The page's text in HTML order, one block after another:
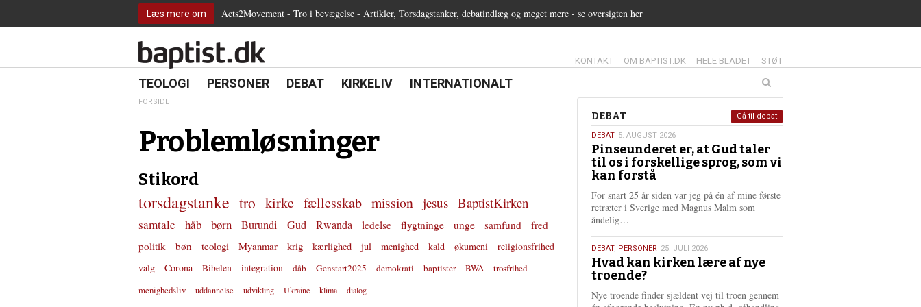
gå
for
6.0:
Internationalt
Læs mere om Acts2Movement - Tro i bevægelse - Artikler, Torsdagstanker, debatindlæg og meget mere - se oversigten her
13.0:
KONTAKT 14.0:
OM BAPTIST.DK 15.0:
HELE BLADET 16.0:
STØT
18.0:
TEOLOGI 19.0:
PERSONER 20.0:
DEBAT 21.0:
KIRKELIV 22.0:
INTERNATIONALT
FORSIDE
Problemløsninger
Stikord
torsdagstanke tro kirke fællesskab mission jesus BaptistKirken
samtale håb børn Burundi Gud Rwanda ledelse flygtninge unge samfund
fred
politik
bøn teologi Myanmar krig kærlighed jul menighed kald økumeni
religionsfrihed
valg
Corona Bibelen integration dåb Genstart2025 demokrati baptister BWA
trosfrihed
menighedsliv
uddannelse udvikling Ukraine klima dialog
Debat
DEBAT
5.
august
2026
DEBAT 5. AUGUST 2026
Pinseunderet er, at Gud taler
til os i forskellige sprog, som vi
kan forstå
For snart 25 år siden var jeg på én af mine første
retræter i Sverige med Magnus Malm som
åndelig…
s
m
e
r
e
25.
juli
2026
DEBAT, PERSONER 25. JULI 2026
Hvad kan kirken lære af nye
troende?
Nye troende finder sjældent vej til troen gennem
Gå til debat